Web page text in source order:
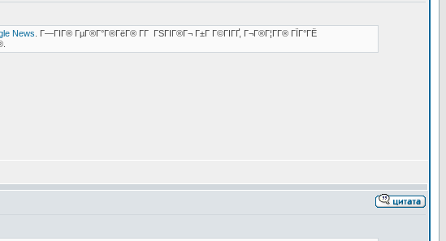
News . Г—ГІГ® ГµГ®Г°Г®ГёГ® Г­Г ГЅГІГ®Г¬ Г±Г Г©ГІГҐ, Г¬Г®Г¦Г­Г® ГЇГ°ГЁ